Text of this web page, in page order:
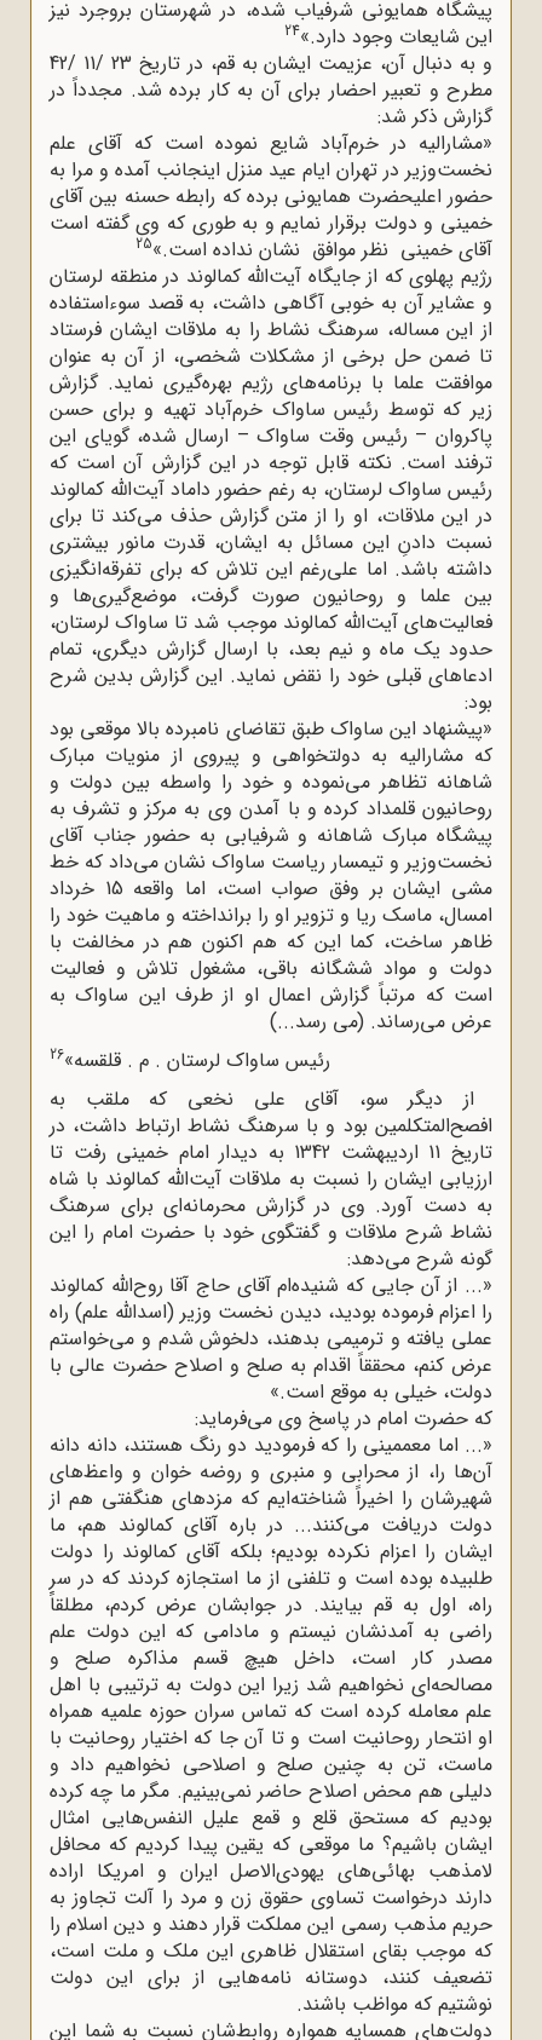
پیشگاه همایونی شرفیاب شده، در شهرستان بروجرد نیز
این شایعات وجود دارد.»24
و به دنبال آن، عزیمت ایشان به قم، در تاریخ 23 /11 /42
مطرح و تعبیر احضار برای آن به کار برده شد. مجدداً در
گزارش ذکر شد:
«مشارالیه در خرم‌آباد شایع نموده است که آقای علم
نخست‌وزیر در تهران ایام عید منزل اینجانب آمده و مرا به
حضور اعلیحضرت همایونی برده که رابطه حسنه بین آقای
خمینی و دولت برقرار نمایم و به طوری‌ که وی گفته است
آقای خمینی نظر موافق نشان نداده است.»25
رژیم پهلوی که از جایگاه آیت‌الله کمالوند در منطقه لرستان
و عشایر آن به خوبی آگاهی داشت، به قصد سوءاستفاده
از این مساله، سرهنگ نشاط را به ملاقات ایشان فرستاد
تا ضمن حل برخی از مشکلات شخصی، از آن به عنوان
موافقت علما با برنامه‌های رژیم بهره‌گیری نماید. گزارش
زیر که توسط رئیس ساواک خرم‌آباد تهیه و برای حسن
پاکروان – رئیس وقت ساواک – ارسال شده، گویای این
ترفند است. نکته قابل توجه در این گزارش آن است که
رئیس ساواک لرستان، به رغم حضور داماد آیت‌الله کمالوند
در این ملاقات، او را از متن گزارش حذف می‌کند تا برای
نسبت دادنِ این مسائل به ایشان، قدرت مانور بیشتری
داشته باشد. اما علی‌رغم این تلاش که برای تفرقه‌انگیزی
بین علما و روحانیون صورت گرفت، موضع‌گیری‌ها و
فعالیت‌های آیت‌الله کمالوند موجب شد تا ساواک لرستان،
حدود یک ماه و نیم بعد، با ارسال گزارش دیگری، تمام
ادعاهای قبلی خود را نقض نماید. این گزارش بدین شرح
بود:
«پیشنهاد این ساواک طبق تقاضای نامبرده بالا موقعی بود
که مشارالیه به دولتخواهی و پیروی از منویات مبارک
شاهانه تظاهر می‌نموده و خود را واسطه بین دولت و
روحانیون قلمداد کرده و با آمدن وی به مرکز و تشرف به
پیشگاه مبارک شاهانه و شرفیابی به حضور جناب آقای
نخست‌وزیر و تیمسار ریاست ساواک نشان می‌داد که خط
مشی ایشان بر وفق صواب است، اما واقعه 15 خرداد
امسال، ماسک ریا و تزویر او را برانداخته و ماهیت خود را
ظاهر ساخت، کما این که هم اکنون هم در مخالفت با
دولت و مواد ششگانه باقی، مشغول تلاش و فعالیت
است که مرتباً گزارش اعمال او از طرف این ساواک به
عرض می‌رساند. (می رسد...)
رئیس ساواک لرستان . م . قلقسه»26
از دیگر سو، آقای علی نخعی که ملقب به
افصح‌المتکلمین بود و با سرهنگ نشاط ارتباط داشت، در
تاریخ 11 اردیبهشت 1342 به دیدار امام خمینى رفت تا
ارزیابی ایشان را نسبت به ملاقات آیت‌الله کمالوند با شاه
به دست آورد. وی در گزارش محرمانه‌ای برای سرهنگ
نشاط شرح ملاقات و گفتگوی خود با حضرت امام را این
گونه شرح می‌دهد:
«... از آن جایى که شنیده‌ام آقاى حاج آقا روح‌اللّه کمالوند
را اعزام فرموده بودید، دیدن نخست وزیر (اسداللّه علم) راه
عملى یافته و ترمیمى بدهند، دلخوش شدم و مى‌خواستم
عرض کنم، محققاً اقدام به صلح و اصلاح حضرت عالى با
دولت، خیلى به موقع است.»
که حضرت امام در پاسخ وی می‌فرماید:
«... اما معممینى را که فرمودید دو رنگ هستند، دانه دانه
آن‌ها را، از محرابى و منبرى و روضه خوان و واعظ‌هاى
شهیرشان را اخیراً شناخته‌ایم که مزدهاى هنگفتى هم از
دولت دریافت مى‌کنند... در باره آقاى کمالوند هم، ما
ایشان را اعزام نکرده بودیم؛ بلکه آقاى کمالوند را دولت
طلبیده بوده است و تلفنى از ما استجازه کردند که در سرِ
راه، اول به قم بیایند. در جوابشان عرض کردم، مطلقاً
راضى به آمدنشان نیستم و مادامى که این دولت علم
مصدر کار است، داخل هیچ قسم مذاکره صلح و
مصالحه‌اى نخواهیم شد زیرا این دولت به ترتیبى با اهل
علم معامله کرده است که تماس سران حوزه علمیه همراه
او انتحار روحانیت است و تا آن جا که اختیار روحانیت با
ماست، تن به چنین صلح و اصلاحى نخواهیم داد و
دلیلى هم محض اصلاح حاضر نمى‌بینیم. مگر ما چه کرده
بودیم که مستحق قلع و قمع علیل النفس‌هایى امثال
ایشان باشیم؟ ما موقعى که یقین پیدا کردیم که محافل
لامذهب بهائی‌هاى یهودى‌الاصل ایران و امریکا اراده
دارند درخواست تساوى حقوق زن و مرد را آلت تجاوز به
حریم مذهب رسمى این مملکت قرار دهند و دین اسلام را
که موجب بقاى استقلال ظاهرى این ملک و ملت است،
تضعیف کنند، دوستانه نامه‌هایى از براى این دولت
نوشتیم که مواظب باشند.
دولت‌هاى همسایه همواره روابط‌شان نسبت به شما این